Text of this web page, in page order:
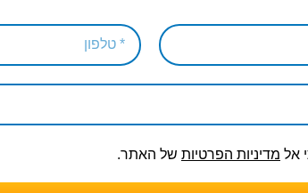
אל מדיניות הפרטיות של האתר.